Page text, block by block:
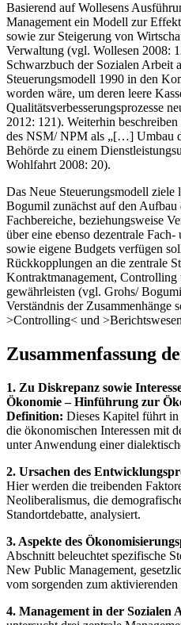
Basierend auf Wollesens
Management ein Modell zur
sowie zur Steigerung von
Verwaltung (vgl. Wollesen 2008:
Schwarzbuch der Sozialen Arbeit
Steuerungsmodell 1990 in den
worden wäre, um deren leere
Qualitätsverbesserungsprozesse
2012: 121). Weiterhin
des NSM/ NPM als „[…] Umbau
Behörde zu einem
Wohlfahrt 2008: 20).
Das Neue Steuerungsmodell
Bogumil zunächst auf den
Fachbereiche, beziehungsweise
über eine ebenso dezentrale
sowie eigene Budgets verfügen
Rückkopplungen an die zentrale
Kontraktmanagement, Controlling
gewährleisten (vgl. Grohs/
Verständnis der Zusammenhänge
>Controlling< und
Zusammenfassung
1. Zu Diskrepanz sowie
Ökonomie – Hinführung zur
Definition: Dieses Kapitel führt
die ökonomischen Interessen mit
unter Anwendung einer
2. Ursachen des
Hier werden die treibenden
Neoliberalismus, die
Standortdebatte, analysiert.
3. Aspekte des
Abschnitt beleuchtet spezifische
New Public Management,
vom sorgenden zum aktivierenden
4. Management in der Sozialen